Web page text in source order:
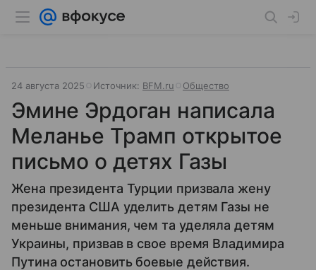
24 августа 2025 Источник: BFM.ru Общество
Эмине Эрдоган написала
Меланье Трамп открытое
письмо о детях Газы
Жена президента Турции призвала жену
президента США уделить детям Газы не
меньше внимания, чем та уделяла детям
Украины, призвав в свое время Владимира
Путина остановить боевые действия.